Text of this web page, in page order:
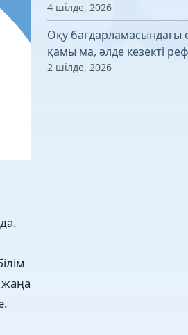
жаңа
4 шілде, 2026
Оқу бағдарламасындағы
қамы ма, әлде кезекті
2 шілде, 2026